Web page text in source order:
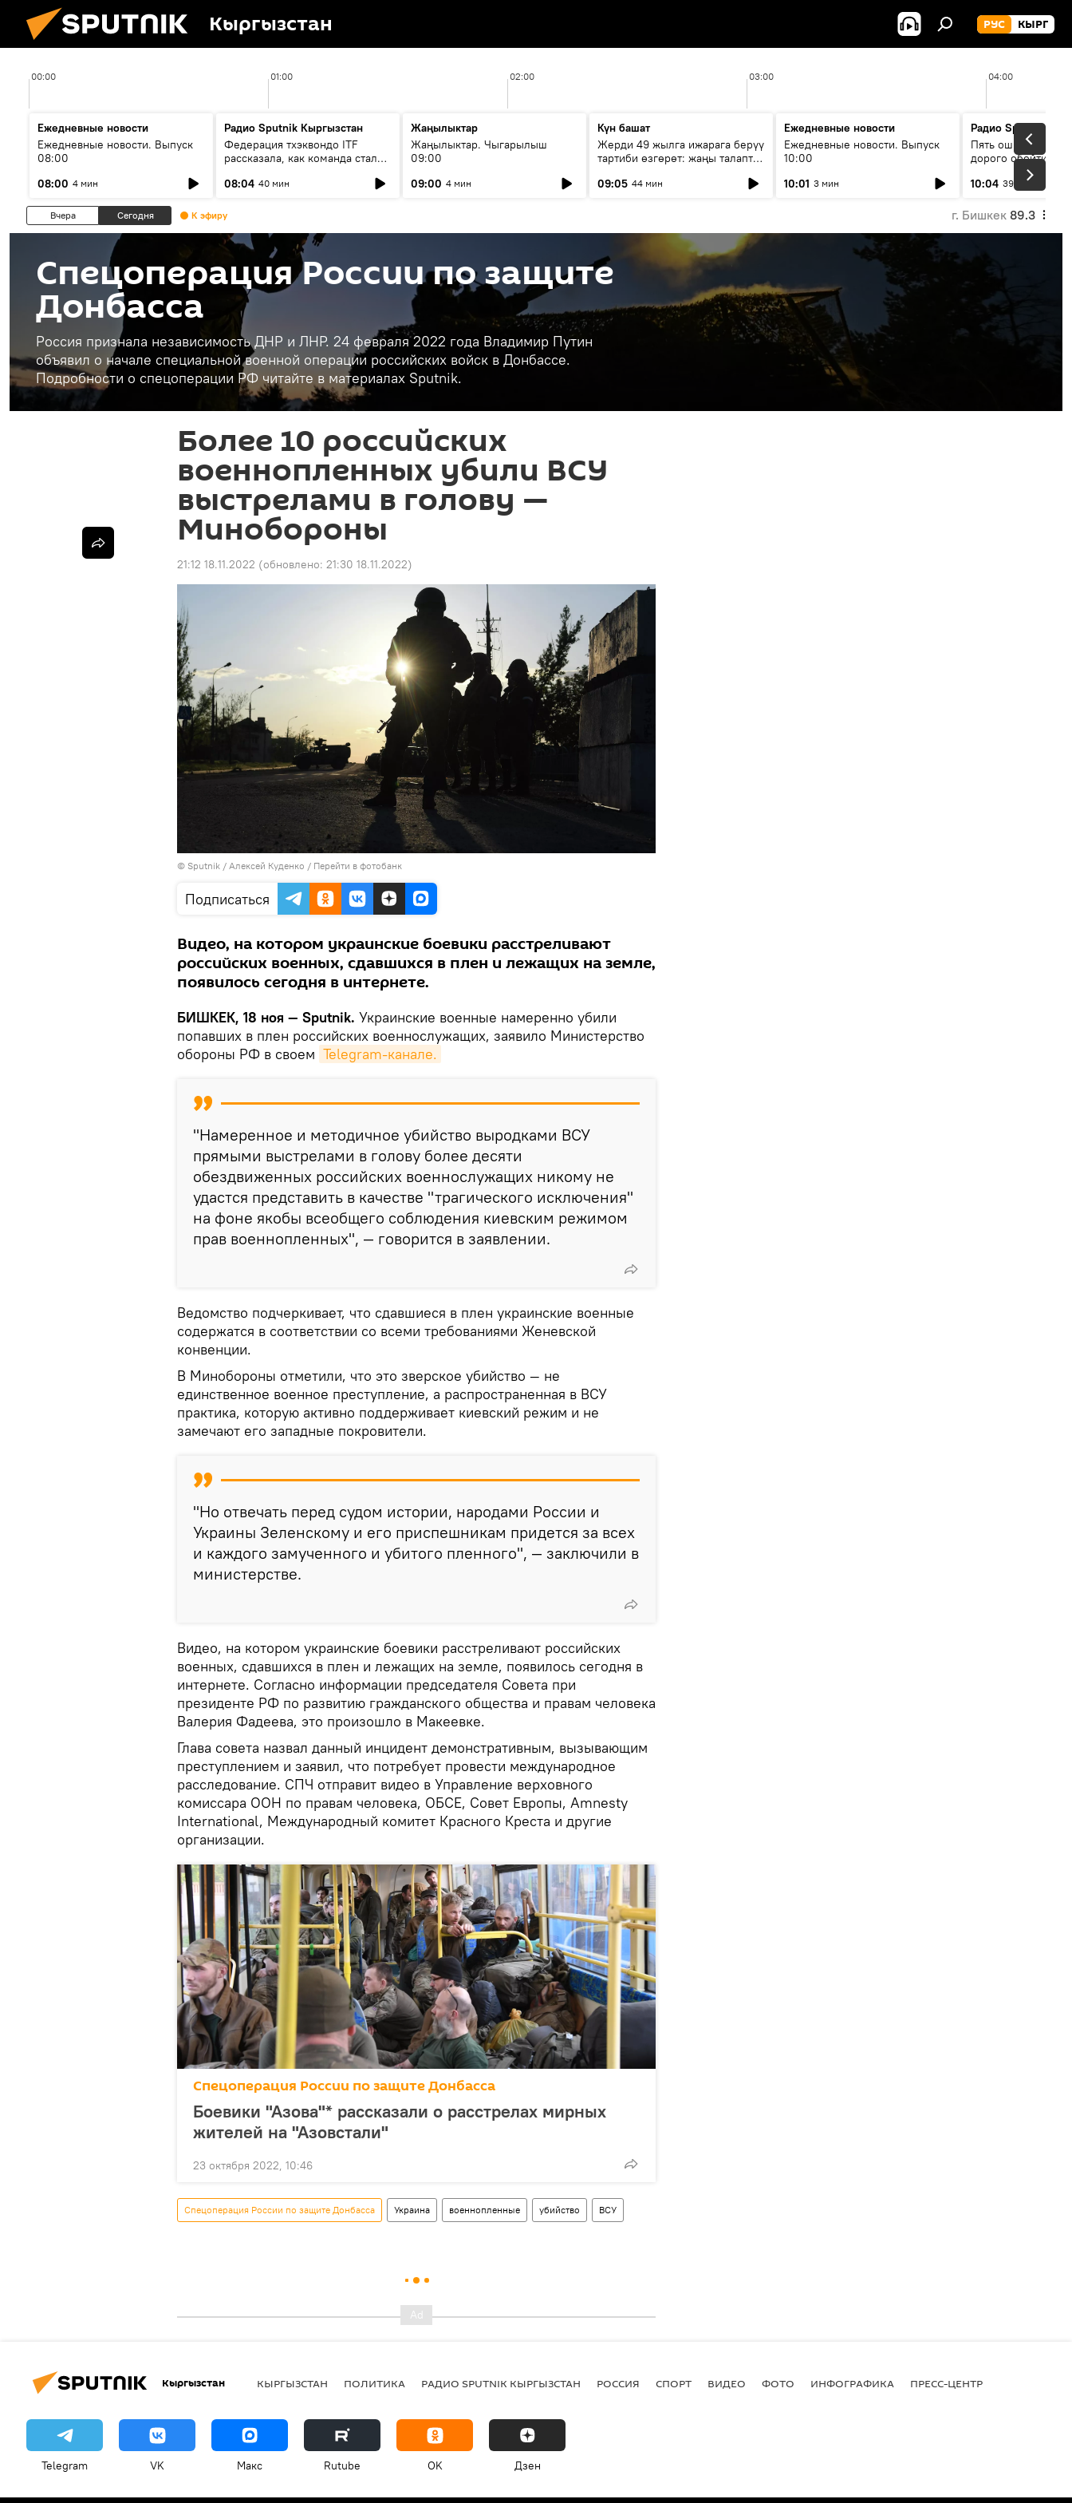
Кыргызстан РУС КЫРГ
00:00 01:00 02:00 03:00 04:00
Ежедневные новости
Ежедневные новости. Выпуск
08:00
08:00 4 мин
Радио Sputnik Кыргызстан
Федерация тхэквондо ITF
рассказала, как команда стала
08:04 40 мин
Жаңылыктар
Жаңылыктар. Чыгарылыш
09:00
09:00 4 мин
Күн башат
Жерди 49 жылга ижарага берүү
тартиби өзгөрөт: жаңы талаптар
09:05 44 мин
Ежедневные новости
Ежедневные новости. Выпуск
10:00
10:01 3 мин
Радио Sputnik
Пять ошибок
дорого обойтись
10:04 39 мин
Вчера Сегодня К эфиру г. Бишкек 89.3
Спецоперация России по защите
Донбасса
Россия признала независимость ДНР и ЛНР. 24 февраля 2022 года Владимир Путин
объявил о начале специальной военной операции российских войск в Донбассе.
Подробности о спецоперации РФ читайте в материалах Sputnik.
Более 10 российских
военнопленных убили ВСУ
выстрелами в голову —
Минобороны
21:12 18.11.2022 (обновлено: 21:30 18.11.2022)
© Sputnik / Алексей Куденко / Перейти в фотобанк
Подписаться
Видео, на котором украинские боевики расстреливают
российских военных, сдавшихся в плен и лежащих на земле,
появилось сегодня в интернете.
БИШКЕК, 18 ноя — Sputnik. Украинские военные намеренно убили
попавших в плен российских военнослужащих, заявило Министерство
обороны РФ в своем Telegram-канале.
"Намеренное и методичное убийство выродками ВСУ
прямыми выстрелами в голову более десяти
обездвиженных российских военнослужащих никому не
удастся представить в качестве "трагического исключения"
на фоне якобы всеобщего соблюдения киевским режимом
прав военнопленных", — говорится в заявлении.
Ведомство подчеркивает, что сдавшиеся в плен украинские военные
содержатся в соответствии со всеми требованиями Женевской
конвенции.
В Минобороны отметили, что это зверское убийство — не
единственное военное преступление, а распространенная в ВСУ
практика, которую активно поддерживает киевский режим и не
замечают его западные покровители.
"Но отвечать перед судом истории, народами России и
Украины Зеленскому и его приспешникам придется за всех
и каждого замученного и убитого пленного", — заключили в
министерстве.
Видео, на котором украинские боевики расстреливают российских
военных, сдавшихся в плен и лежащих на земле, появилось сегодня в
интернете. Согласно информации председателя Совета при
президенте РФ по развитию гражданского общества и правам человека
Валерия Фадеева, это произошло в Макеевке.
Глава совета назвал данный инцидент демонстративным, вызывающим
преступлением и заявил, что потребует провести международное
расследование. СПЧ отправит видео в Управление верховного
комиссара ООН по правам человека, ОБСЕ, Совет Европы, Amnesty
International, Международный комитет Красного Креста и другие
организации.
Спецоперация России по защите Донбасса
Боевики "Азова"* рассказали о расстрелах мирных
жителей на "Азовстали"
23 октября 2022, 10:46
Спецоперация России по защите Донбасса Украина военнопленные убийство ВСУ
Кыргызстан КЫРГЫЗСТАН ПОЛИТИКА РАДИО SPUTNIK КЫРГЫЗСТАН РОССИЯ СПОРТ ВИДЕО ФОТО ИНФОГРАФИКА ПРЕСС-ЦЕНТР
Telegram VK Макс Rutube OK Дзен